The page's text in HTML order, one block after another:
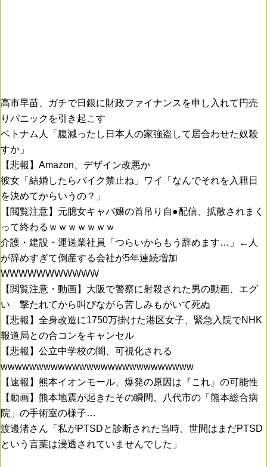
高市早苗、ガチで日銀に財政ファイナンスを申し入れて円売
りパニックを引き起こす
ベトナム人「腹減ったし日本人の家強盗して居合わせた奴殺
すか」
【悲報】Amazon、デザイン改悪か
彼女「結婚したらバイク禁止ね」ワイ「なんでそれを入籍日
を決めてからいうの？」
【閲覧注意】元臆女キャバ嬢の首吊り自●配信、拡散されまく
って終わるｗｗｗｗｗｗｗ
介護・建設・運送業社員「つらいからもう辞めます…」←人
が辞めすぎて倒産する会社が5年連続増加
WWWWWWWWWWW
【閲覧注意・動画】大阪で警察に射殺された男の動画、エグ
い 撃たれてから叫びながら苦しみもがいて死ぬ
【悲報】全身改造に1750万掛けた港区女子、緊急入院でNHK
報道局との合コンをキャンセル
【悲報】公立中学校の闇、可視化される
wwwwwwwwwwwwwwwwwwwwwwwwwww
【速報】熊本イオンモール、爆発の原因は『これ』の可能性
【動画】熊本地震が起きたその瞬間、八代市の「熊本総合病
院」の手術室の様子…
渡邊渚さん「私がPTSDと診断された当時、世間はまだPTSD
という言葉は浸透されていませんでした」